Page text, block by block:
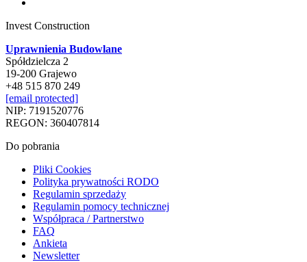
Invest Construction
Uprawnienia Budowlane
Spółdzielcza 2
19-200 Grajewo
+48 515 870 249
[email protected]
NIP: 7191520776
REGON: 360407814
Do pobrania
Pliki Cookies
Polityka prywatności RODO
Regulamin sprzedaży
Regulamin pomocy technicznej
Współpraca / Partnerstwo
FAQ
Ankieta
Newsletter